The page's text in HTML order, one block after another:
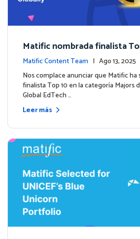
Matific nombrada finalista
o inaugural Global EdTech
Matific Content Team | Ago 13,
entos
Nos complace anunciar que Matific ha
finalista Top 10 en la categoría Majors
Global EdTech …
Leer más